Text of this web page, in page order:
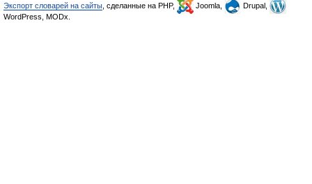
Экспорт словарей на сайты , сделанные на PHP, Joomla,
Drupal,
WordPress, MODx.